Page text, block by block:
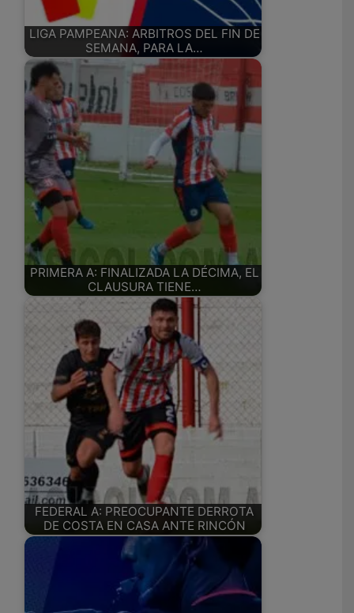
LIGA PAMPEANA: ARBITROS DEL FIN DE
SEMANA, PARA LA…
PRIMERA A: FINALIZADA LA DÉCIMA, EL
CLAUSURA TIENE…
FEDERAL A: PREOCUPANTE DERROTA
DE COSTA EN CASA ANTE RINCÓN